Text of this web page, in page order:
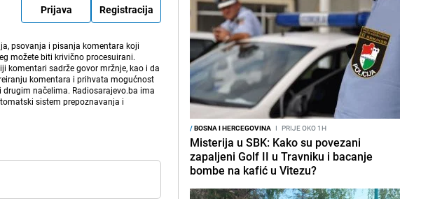
Prijava Registracija
psovanja i pisanja komentara koji
možete biti krivično procesuirani.
komentari sadrže govor mržnje, kao i da
komentara i prihvata mogućnost
načelima. Radiosarajevo.ba ima
sistem prepoznavanja i
/BOSNA I HERCEGOVINA I PRIJE OKO 1H
Misterija u SBK: Kako su povezani
zapaljeni Golf II u Travniku i bacanje
bombe na kafić u Vitezu?